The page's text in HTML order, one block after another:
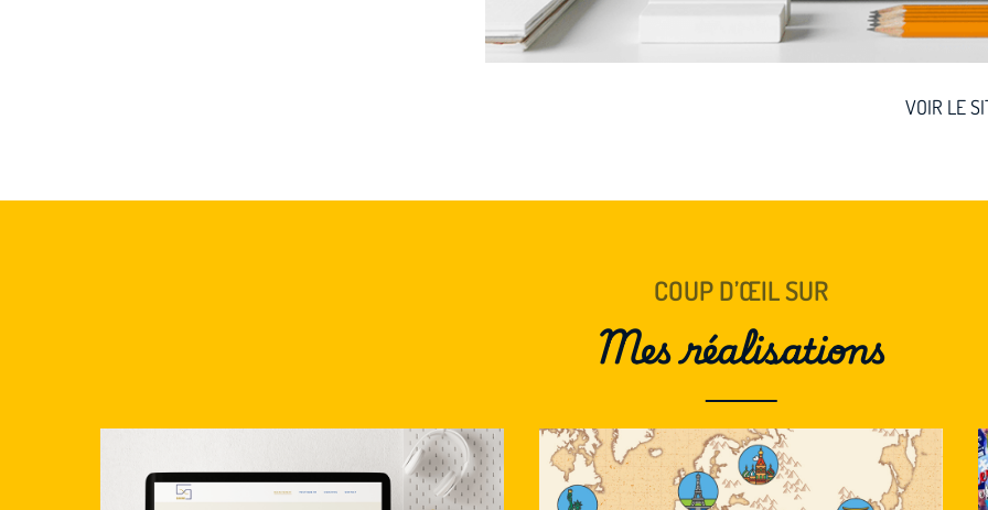
VOIR LE
COUP D’ŒIL SUR
Mes réalisations